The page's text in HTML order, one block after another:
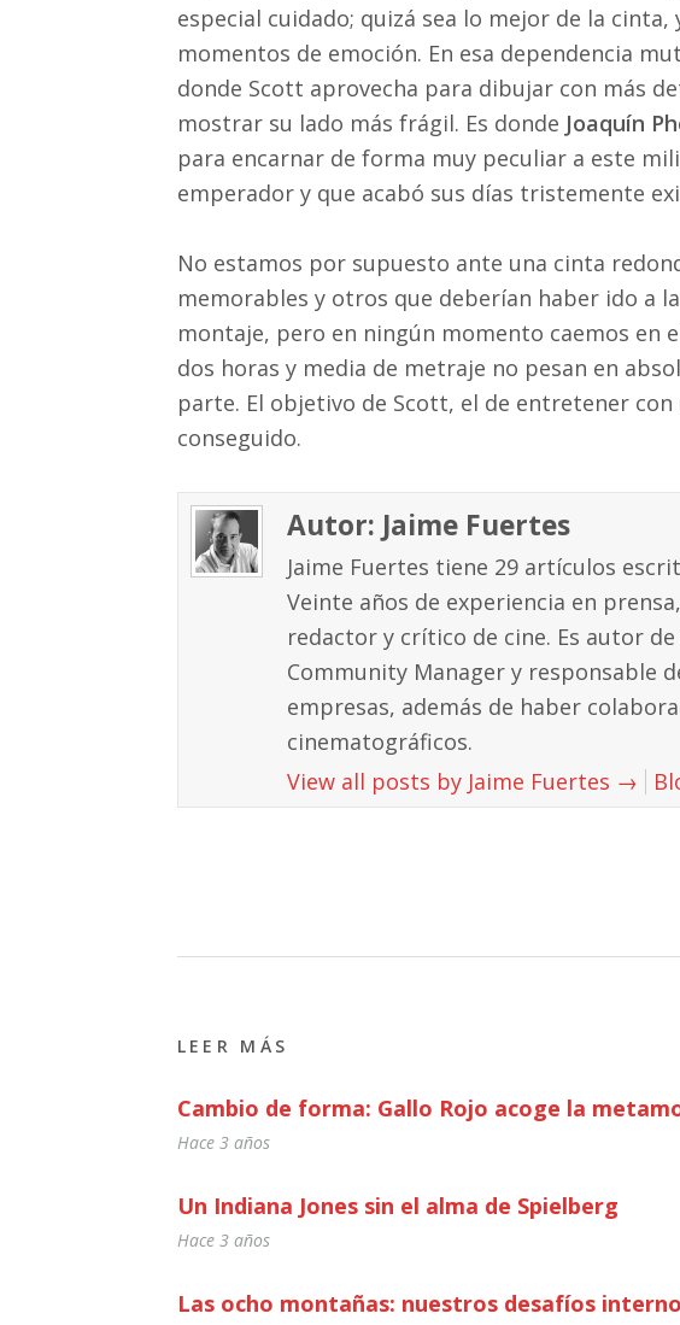
especial cuidado; quizá sea lo mejor de la cinta,
momentos de emoción. En esa dependencia
donde Scott aprovecha para dibujar con más
mostrar su lado más frágil. Es donde Joaquín
para encarnar de forma muy peculiar a este
emperador y que acabó sus días tristemente
No estamos por supuesto ante una cinta
memorables y otros que deberían haber ido a
montaje, pero en ningún momento caemos en
dos horas y media de metraje no pesan en
parte. El objetivo de Scott, el de entretener
conseguido.
Autor: Jaime Fuertes
Jaime Fuertes tiene 29 artículos
Veinte años de experiencia en
redactor y crítico de cine. Es autor
Community Manager y responsable
empresas, además de haber
cinematográficos.
View all posts by Jaime Fuertes →
LEER MÁS
Cambio de forma: Gallo Rojo acoge la
Hace 3 años
Un Indiana Jones sin el alma de Spielberg
Hace 3 años
Las ocho montañas: nuestros desafíos